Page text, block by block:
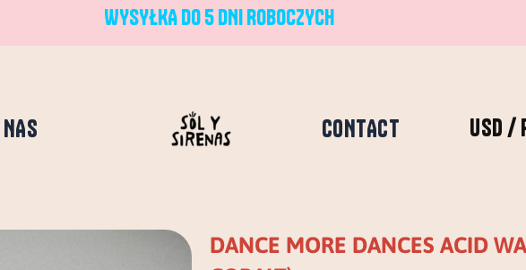
WYSYŁKA DO 5 DNI ROBOCZYCH
CONTACT USD /
DANCE MORE DANCES ACID